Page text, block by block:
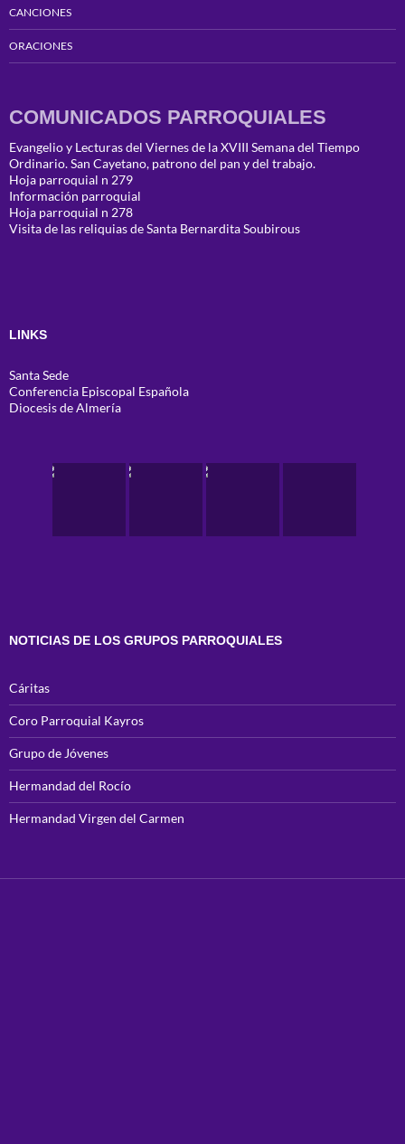
CANCIONES
ORACIONES
COMUNICADOS PARROQUIALES
Evangelio y Lecturas del Viernes de la XVIII Semana del Tiempo
Ordinario. San Cayetano, patrono del pan y del trabajo.
Hoja parroquial n 279
Información parroquial
Hoja parroquial n 278
Visita de las reliquias de Santa Bernardita Soubirous
LINKS
Santa Sede
Conferencia Episcopal Española
Diocesis de Almería
NOTICIAS DE LOS GRUPOS PARROQUIALES
Cáritas
Coro Parroquial Kayros
Grupo de Jóvenes
Hermandad del Rocío
Hermandad Virgen del Carmen